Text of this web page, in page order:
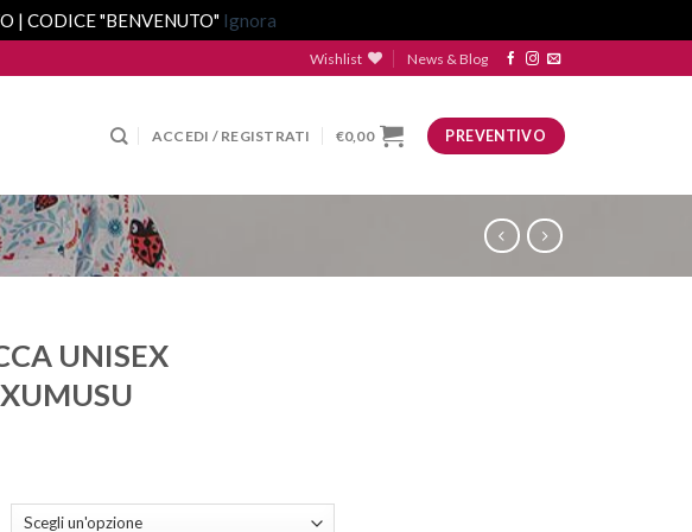
| CODICE "BENVENUTO" Ignora
Wishlist News & Blog
ACCEDI / REGISTRATI €0,00 PREVENTIVO
UNISEX